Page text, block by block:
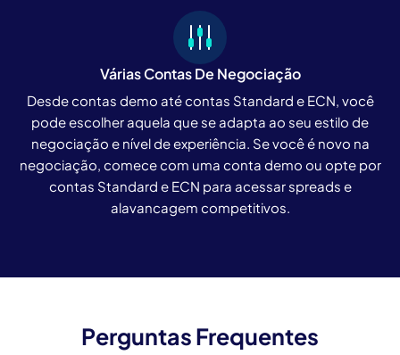
Várias Contas De Negociação
Desde contas demo até contas Standard e ECN, você
pode escolher aquela que se adapta ao seu estilo de
negociação e nível de experiência. Se você é novo na
negociação, comece com uma conta demo ou opte por
contas Standard e ECN para acessar spreads e
alavancagem competitivos.
Perguntas Frequentes